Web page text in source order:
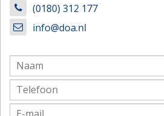
(0180) 312 177
info@doa.nl